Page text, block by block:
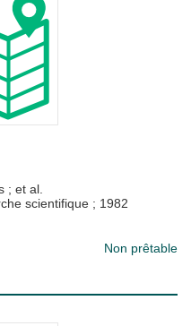
; et al.
scientifique ; 1982
Non prêtable